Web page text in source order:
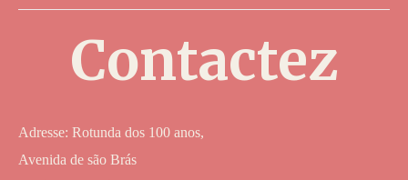
Contactez
Adresse: Rotunda dos 100 anos,
Avenida de são Brás